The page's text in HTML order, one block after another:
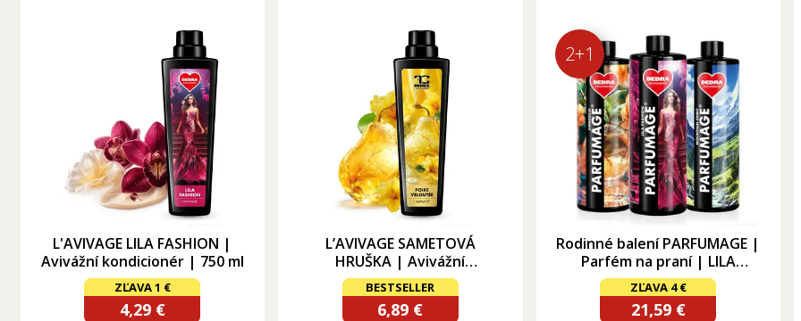
L'AVIVAGE LILA FASHION |
Avivážní kondicionér | 750 ml
ZĽAVA 1 €
4,29 €
L’AVIVAGE SAMETOVÁ
HRUŠKA | Avivážní
kondicionér | 750 ml
BESTSELLER
6,89 €
2+1
Rodinné balení PARFUMAGE |
Parfém na praní | LILA
FASHION & MOUNTAIN SPIRIT
& AMBROSIA | 500 ml × 3
ZĽAVA 4 €
21,59 €